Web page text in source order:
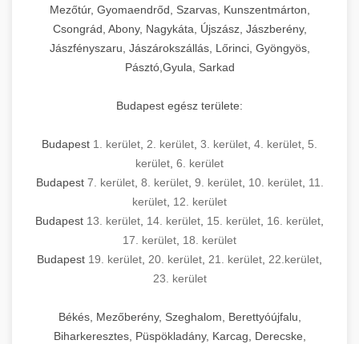
Mezőtúr, Gyomaendrőd, Szarvas, Kunszentmárton,
Csongrád, Abony, Nagykáta, Újszász, Jászberény,
Jászfényszaru, Jászárokszállás, Lőrinci, Gyöngyös,
Pásztó,Gyula, Sarkad
Budapest egész területe:
Budapest 1. kerület 2. kerület 3. kerület 4. kerület 5.
kerület 6. kerület
Budapest 7. kerület, 8. kerület, 9. kerület, 10. kerület, 11.
kerület 12. kerület
Budapest 13. kerület 14. kerület 15. kerület 16. kerület
17. kerület 18. kerület
Budapest 19. kerület 20. kerület 21. kerület 22.kerület
23. kerület
Békés, Mezőberény, Szeghalom, Berettyóújfalu,
Biharkeresztes, Püspökladány, Karcag, Derecske,